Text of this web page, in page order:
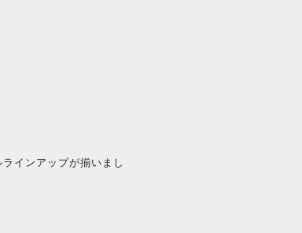
インアップが揃いまし